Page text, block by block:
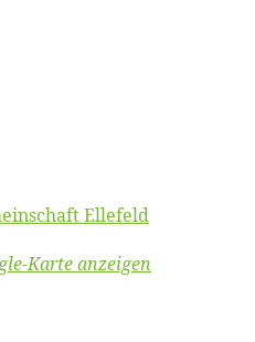
Ellefeld
Karte anzeigen